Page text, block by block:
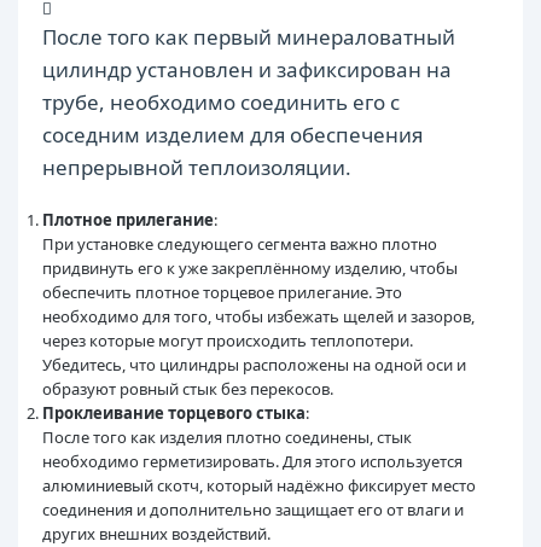
После того как первый минераловатный
цилиндр установлен и зафиксирован на
трубе, необходимо соединить его с
соседним изделием для обеспечения
непрерывной теплоизоляции.
Плотное прилегание:
При установке следующего сегмента важно плотно
придвинуть его к уже закреплённому изделию, чтобы
обеспечить плотное торцевое прилегание. Это
необходимо для того, чтобы избежать щелей и зазоров,
через которые могут происходить теплопотери.
Убедитесь, что цилиндры расположены на одной оси и
образуют ровный стык без перекосов.
Проклеивание торцевого стыка:
После того как изделия плотно соединены, стык
необходимо герметизировать. Для этого используется
алюминиевый скотч, который надёжно фиксирует место
соединения и дополнительно защищает его от влаги и
других внешних воздействий.